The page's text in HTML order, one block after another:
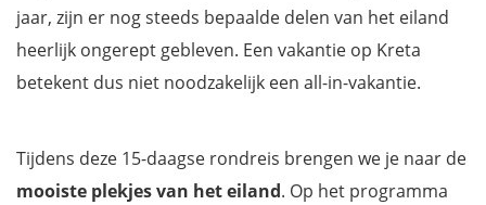
jaar, zijn er nog steeds bepaalde delen van het eiland
heerlijk ongerept gebleven. Een vakantie op Kreta
betekent dus niet noodzakelijk een all-in-vakantie.
Tijdens deze 15-daagse rondreis brengen we je naar de
mooiste plekjes van het eiland. Op het programma